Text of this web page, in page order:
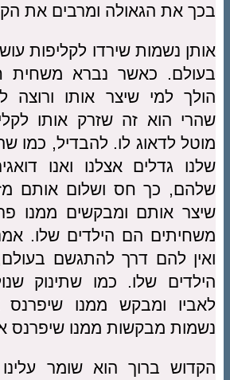
בכך את הגאולה ומרבים את
אותן נשמות שירדו לקליפות
בעולם. כאשר נברא משחית
הולך למי שיצר אותו ורוצה
שהרי הוא זה שזרק אותו
מוטל לדאוג לו. להבדיל, כמו
שלנו גדלים אצלנו ואנו
שלהם, כך חס ושלום אותם
שיצר אותם ומבקשים ממנו
משחיתים הם הילדים שלו.
ואין להם דרך להתגשם בעולם,
הילדים שלו. כמו שתינוק
לאביו ומבקש ממנו שיפרנס
נשמות מבקשות ממנו שיפרנס
הקדוש ברוך הוא שומר עלינו